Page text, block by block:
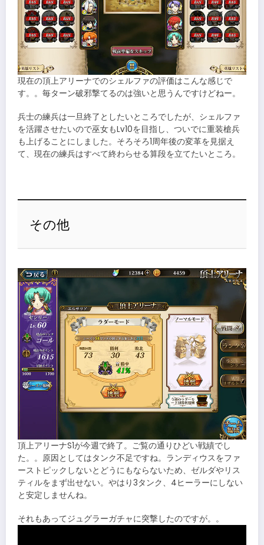
現在の頂上アリーナでのシェルファの評価はこんな感じで
す。。毎ターン破邪撃てるのは強いと思うんですけどねー。
兵士の練兵は一旦終了としたいところでしたが、シェルファ
を活躍させたいので巫女もLv10を目指し、ついでに重装槍兵
も上げることにしました。そろそろ1周年後の変革を見据え
て、現在の練兵はすべて終わらせる算段を立てたいところ。
その他
頂上アリーナS1が今週で終了。ご覧の通りひどい戦績でし
た。。原因としてはタンク不足ですね。ランディウスをファ
ーストピックしないとどうにもならないため、ゼルダやリス
ティルをまず出せない。やはり3タンク、4ヒーラーにしない
と安定しませんね。
それもあってジュグラーガチャに突撃したのですが。。